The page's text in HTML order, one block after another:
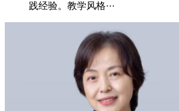
践经验。教学风格···